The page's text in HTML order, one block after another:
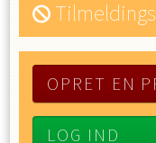
OPRET EN
LOG IND